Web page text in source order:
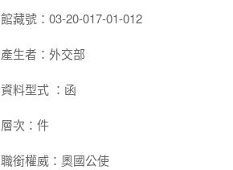
館藏號：03-20-017-01-012
產生者：外交部
資料型式 ：函
層次：件
職銜權威：奧國公使